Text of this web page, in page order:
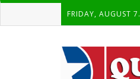
FRIDAY, AUGUST 7.